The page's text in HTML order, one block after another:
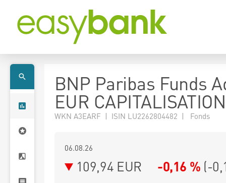
BNP Paribas Funds
EUR CAPITALISATION
WKN A3EARF | ISIN LU2262804482 | Fonds
06.08.26
109,94 EUR -0,16 % (-